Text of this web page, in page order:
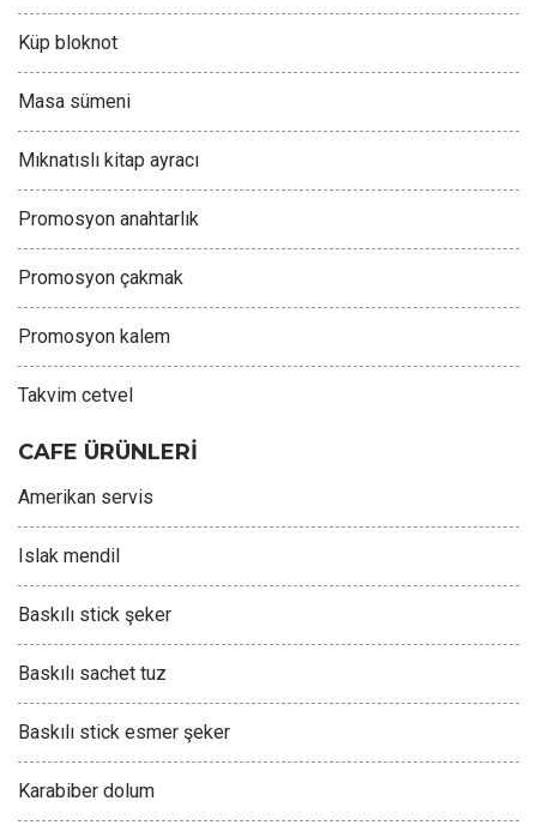
Küp bloknot
Masa sümeni
Mıknatıslı kitap ayracı
Promosyon anahtarlık
Promosyon çakmak
Promosyon kalem
Takvim cetvel
CAFE ÜRÜNLERİ
Amerikan servis
Islak mendil
Baskılı stick şeker
Baskılı sachet tuz
Baskılı stick esmer şeker
Karabiber dolum